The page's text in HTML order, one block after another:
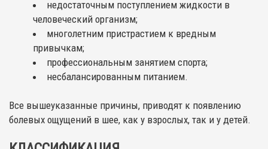
недостаточным поступлением жидкости в
человеческий организм;
многолетним пристрастием к вредным
привычкам;
профессиональным занятием спорта;
несбалансированным питанием.
Все вышеуказанные причины, приводят к появлению
болевых ощущений в шее, как у взрослых, так и у детей.